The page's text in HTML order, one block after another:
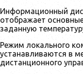
Информационный
отображает
заданную
Режим локального
устанавливаются в
дистанционного